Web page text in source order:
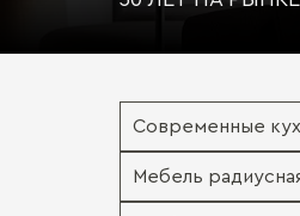
Современные
Мебель